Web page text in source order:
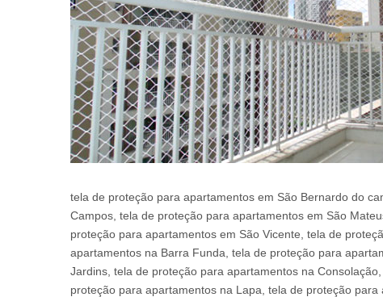
tela de proteção para apartamentos em São Bernardo do
Campos, tela de proteção para apartamentos em São
proteção para apartamentos em São Vicente, tela de
apartamentos na Barra Funda, tela de proteção para
Jardins, tela de proteção para apartamentos na
proteção para apartamentos na Lapa, tela de proteção